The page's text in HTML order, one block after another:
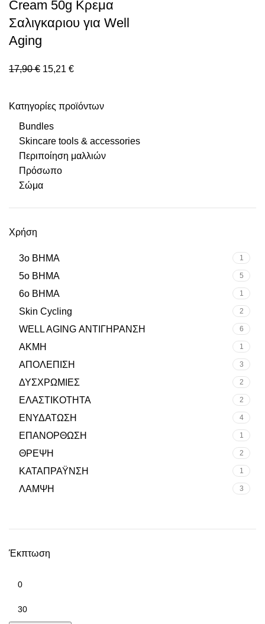
Κατηγορίες προϊόντων
Bundles
Skincare tools & accessories
Περιποίηση μαλλιών
Πρόσωπο
Σώμα
Χρήση
3ο ΒΗΜΑ 1
5o BHMA 5
6ο ΒΗΜΑ 1
Skin Cycling 2
WELL AGING ΑΝΤΙΓΗΡΑΝΣΗ 6
ΑΚΜΗ 1
ΑΠΟΛΕΠΙΣΗ 3
ΔΥΣΧΡΩΜΙΕΣ 2
ΕΛΑΣΤΙΚΟΤΗΤΑ 2
ΕΝΥΔΑΤΩΣΗ 4
ΕΠΑΝΟΡΘΩΣΗ 1
ΘΡΕΨΗ 2
ΚΑΤΑΠΡΑΫΝΣΗ 1
ΛΑΜΨΗ 3
Έκπτωση
Cream 50g Κρεμα
Σαλιγκαριου για Well
Aging
17,90€ 15,21 €